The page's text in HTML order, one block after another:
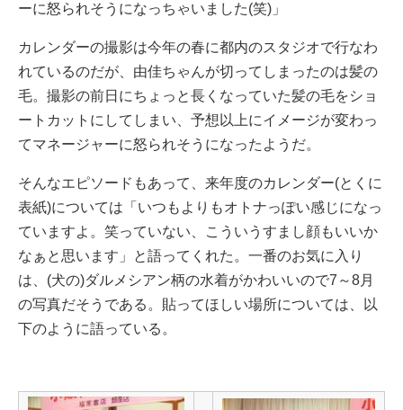
ーに怒られそうになっちゃいました(笑)」
カレンダーの撮影は今年の春に都内のスタジオで行なわ
れているのだが、由佳ちゃんが切ってしまったのは髪の
毛。撮影の前日にちょっと長くなっていた髪の毛をショ
ートカットにしてしまい、予想以上にイメージが変わっ
てマネージャーに怒られそうになったようだ。
そんなエピソードもあって、来年度のカレンダー(とくに
表紙)については「いつもよりもオトナっぽい感じになっ
ていますよ。笑っていない、こういうすまし顔もいいか
なぁと思います」と語ってくれた。一番のお気に入り
は、(犬の)ダルメシアン柄の水着がかわいいので7～8月
の写真だそうである。貼ってほしい場所については、以
下のように語っている。